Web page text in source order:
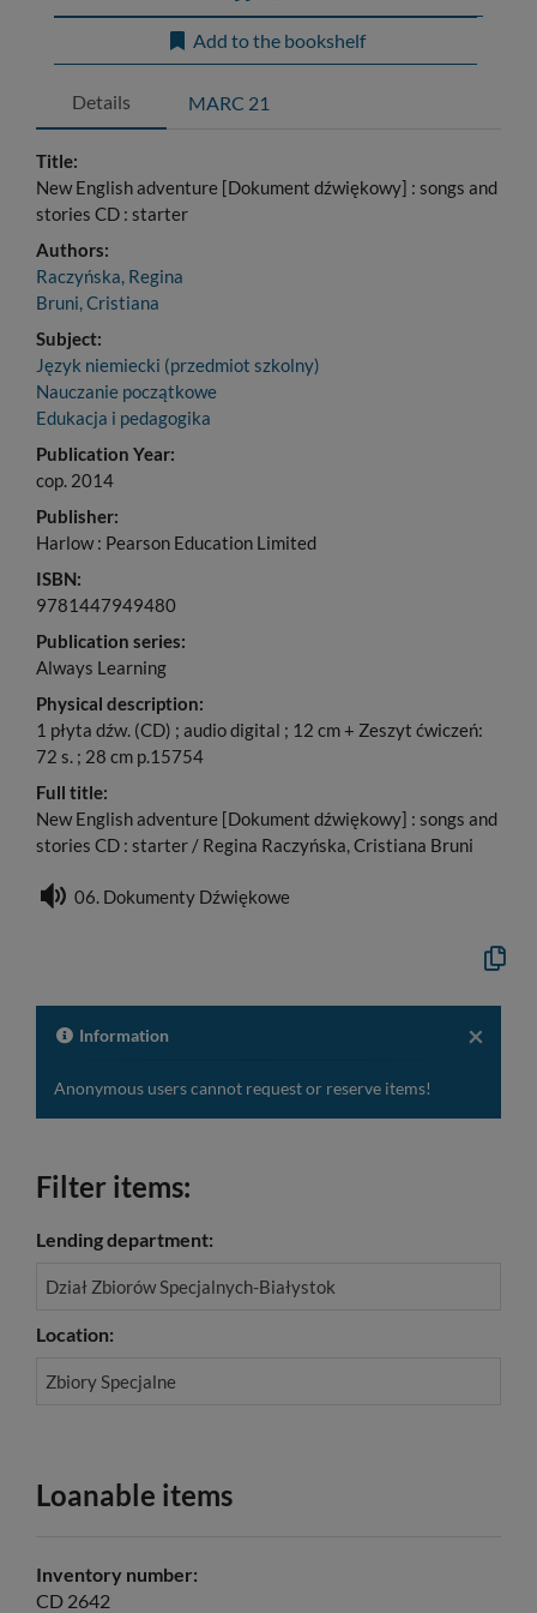
Add to the bookshelf
Details MARC 21
Title:
New English adventure [Dokument dźwiękowy] : songs and
stories CD : starter
Authors:
Raczyńska, Regina
Bruni, Cristiana
Subject:
Język niemiecki (przedmiot szkolny)
Nauczanie początkowe
Edukacja i pedagogika
Publication Year:
cop. 2014
Publisher:
Harlow : Pearson Education Limited
ISBN:
9781447949480
Publication series:
Always Learning
Physical description:
1 płyta dźw. (CD) ; audio digital ; 12 cm + Zeszyt ćwiczeń:
72 s. ; 28 cm p.15754
Full title:
New English adventure [Dokument dźwiękowy] : songs and
stories CD : starter / Regina Raczyńska, Cristiana Bruni
06. Dokumenty Dźwiękowe
Copy
×
Information
Anonymous users cannot request or reserve items!
Filter items:
Lending department:
Dział Zbiorów Specjalnych-Białystok
Location:
Zbiory Specjalne
Loanable items
Inventory number:
CD 2642